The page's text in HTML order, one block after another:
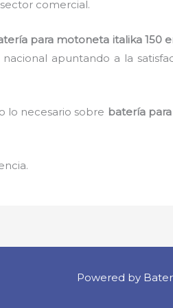
comercial.
para motoneta italika 150
apuntando a la
lo necesario sobre batería
Powered by